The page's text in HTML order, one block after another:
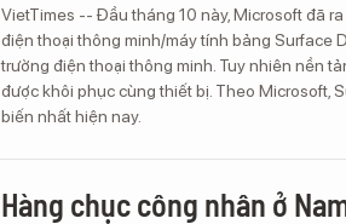
VietTimes -- Đầu tháng 10 này, Microsoft đã
điện thoại thông minh/máy tính bảng Surface
trường điện thoại thông minh. Tuy nhiên nền
được khôi phục cùng thiết bị. Theo Microsoft,
biến nhất hiện nay.
Hàng chục công nhân ở